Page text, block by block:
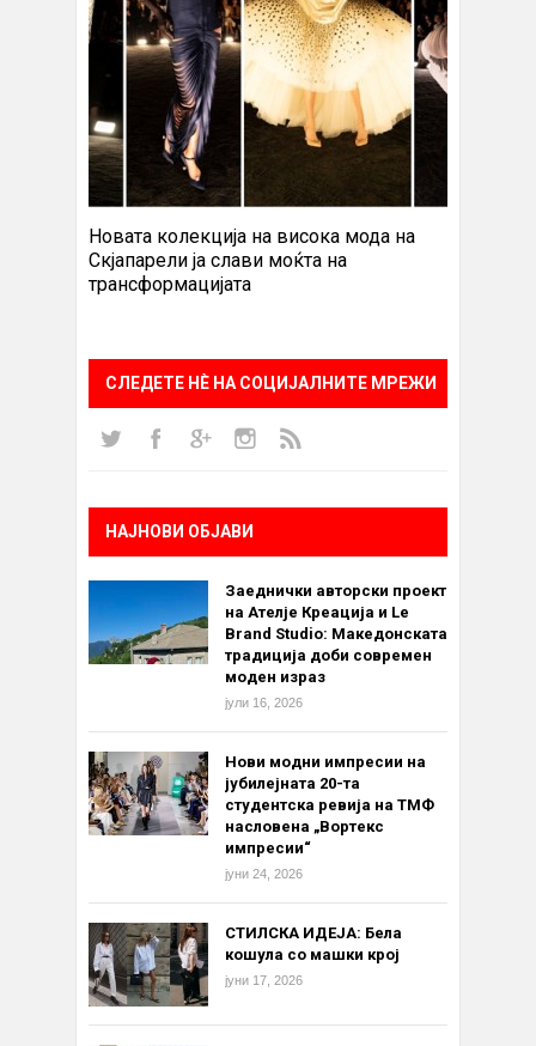
Новата колекција на висока мода на
Скјапарели ја слави моќта на
трансформацијата
СЛЕДЕТЕ НÈ НА СОЦИЈАЛНИТЕ МРЕЖИ
НАЈНОВИ ОБЈАВИ
Заеднички авторски проект
на Ателје Креација и Le
Brand Studio: Македонската
традиција доби современ
моден израз
јули 16, 2026
Нови модни импресии на
јубилејната 20-та
студентска ревија на ТМФ
насловена „Вортекс
импресии“
јуни 24, 2026
СТИЛСКА ИДЕЈА: Бела
кошула со машки крој
јуни 17, 2026